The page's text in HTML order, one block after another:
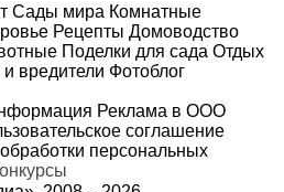
Сады мира Комнатные
Рецепты Домоводство
Поделки для сада Отдых
вредители Фотоблог
Реклама в ООО
соглашение
персональных